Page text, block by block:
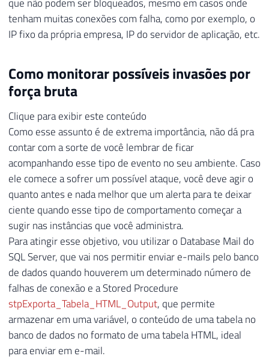
tenham muitas conexões com falha, como por exemplo, o
IP fixo da própria empresa, IP do servidor de aplicação, etc.
Como monitorar possíveis invasões por
força bruta
Clique para exibir este conteúdo
Como esse assunto é de extrema importância, não dá pra
contar com a sorte de você lembrar de ficar
acompanhando esse tipo de evento no seu ambiente. Caso
ele comece a sofrer um possível ataque, você deve agir o
quanto antes e nada melhor que um alerta para te deixar
ciente quando esse tipo de comportamento começar a
sugir nas instâncias que você administra.
Para atingir esse objetivo, vou utilizar o Database Mail do
SQL Server, que vai nos permitir enviar e-mails pelo banco
de dados quando houverem um determinado número de
falhas de conexão e a Stored Procedure
stpExporta_Tabela_HTML_Output, que permite
armazenar em uma variável, o conteúdo de uma tabela no
banco de dados no formato de uma tabela HTML, ideal
para enviar em e-mail.